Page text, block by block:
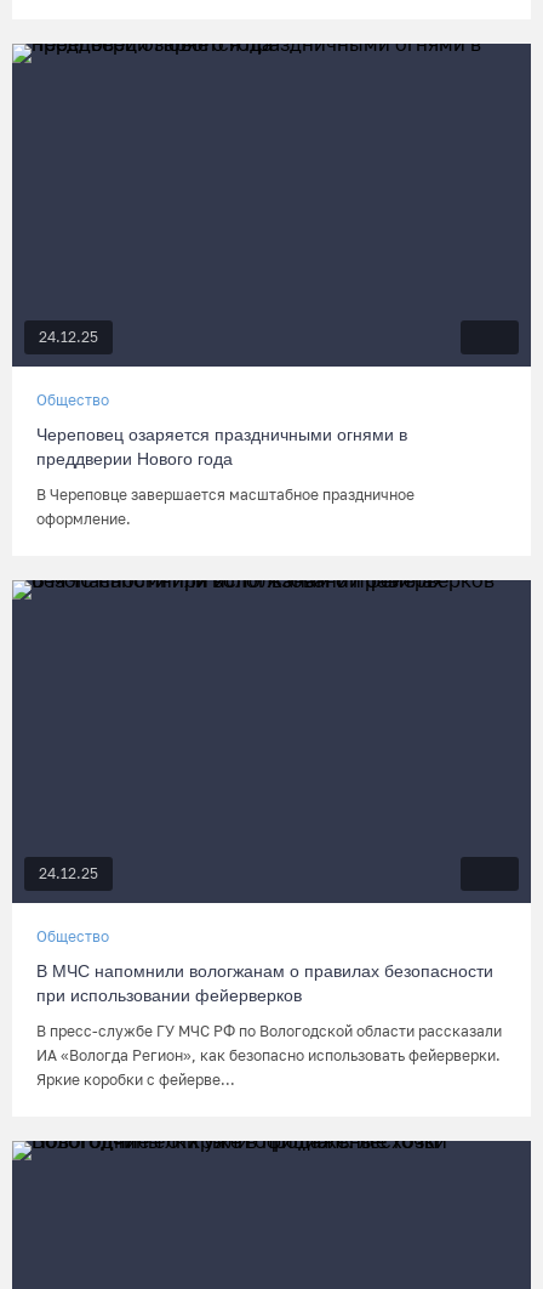
24.12.25
Общество
Череповец озаряется праздничными огнями в
преддверии Нового года
В Череповце завершается масштабное праздничное
оформление.
24.12.25
Общество
В МЧС напомнили вологжанам о правилах безопасности
при использовании фейерверков
В пресс-службе ГУ МЧС РФ по Вологодской области рассказали
ИА «Вологда Регион», как безопасно использовать фейерверки.
Яркие коробки с фейерве...